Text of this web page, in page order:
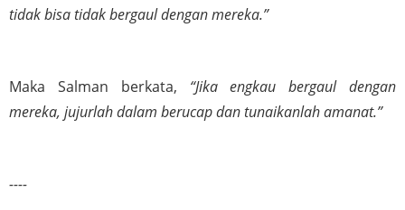
tidak bisa tidak bergaul dengan mereka.”
Maka Salman berkata, “Jika engkau bergaul dengan
mereka, jujurlah dalam berucap dan tunaikanlah amanat.”
----